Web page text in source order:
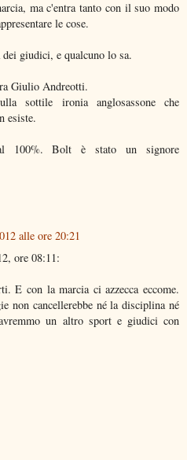
ma c'entra tanto con il suo modo
le cose.
giudici, e qualcuno lo sa.
Giulio Andreotti.
sottile ironia anglosassone che
esiste.
100%. Bolt è stato un signore
alle ore 20:21
ore 08:11:
E con la marcia ci azzecca eccome.
non cancellerebbe né la disciplina né
un altro sport e giudici con